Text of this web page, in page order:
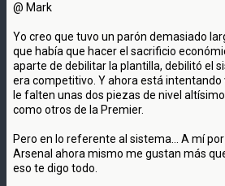
@ Mark
Yo creo que tuvo un parón demasiado
que había que hacer el sacrificio
aparte de debilitar la plantilla, debilitó el
era competitivo. Y ahora está intentando
le falten unas dos piezas de nivel
como otros de la Premier.
Pero en lo referente al sistema... A mí
Arsenal ahora mismo me gustan más
eso te digo todo.